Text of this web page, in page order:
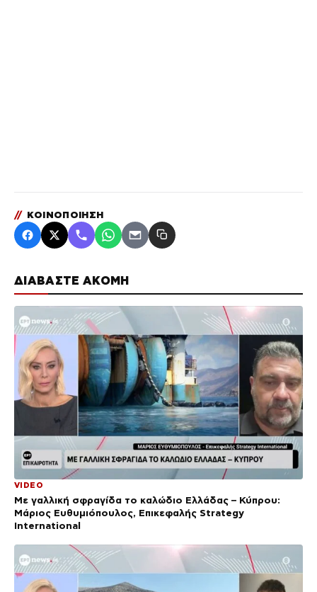
ΔΙΑΒΑΣΤΕ ΑΚΟΜΗ
VIDEO
Με γαλλική σφραγίδα το καλώδιο Ελλάδας – Κύπρου:
Μάριος Ευθυμιόπουλος, Επικεφαλής Strategy
International
// ΚΟΙΝΟΠΟΙΗΣΗ